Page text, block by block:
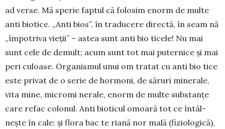
ad­ verse. Mă sperie fap­tul că folosim enorm de multe
anti­ biotice. „Anti bios”, în tradu­cere directă, în­ seam­ nă
„împotriva vieţii” – astea sunt anti­ bio­ ticele! Nu mai
sunt cele de demult; acum sunt tot mai pu­ternice şi mai
peri­ culoase. Orga­nismul unui om tratat cu anti­ bio­ tice
este privat de o serie de hor­moni, de săruri mine­rale,
vita­ mine, micromi­ nerale, enorm de multe substanţe
care refac colonul. Anti­ bioticul omoară tot ce întâl­
neşte în cale: şi flora bac­ te­ riană nor­ mală (fiziologică),